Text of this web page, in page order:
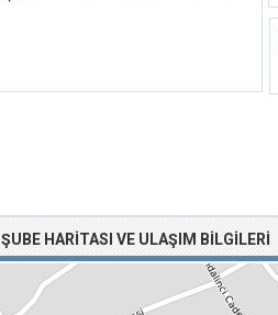
ŞUBE HARITASI VE ULAŞIM BILGILERI